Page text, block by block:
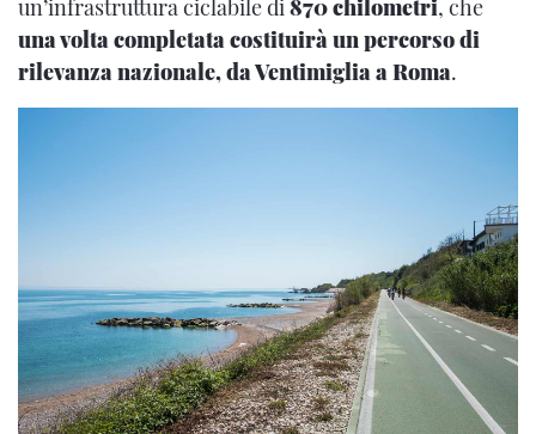
un’infrastruttura ciclabile di 870 chilometri, che
una volta completata costituirà un percorso di
rilevanza nazionale, da Ventimiglia a Roma.